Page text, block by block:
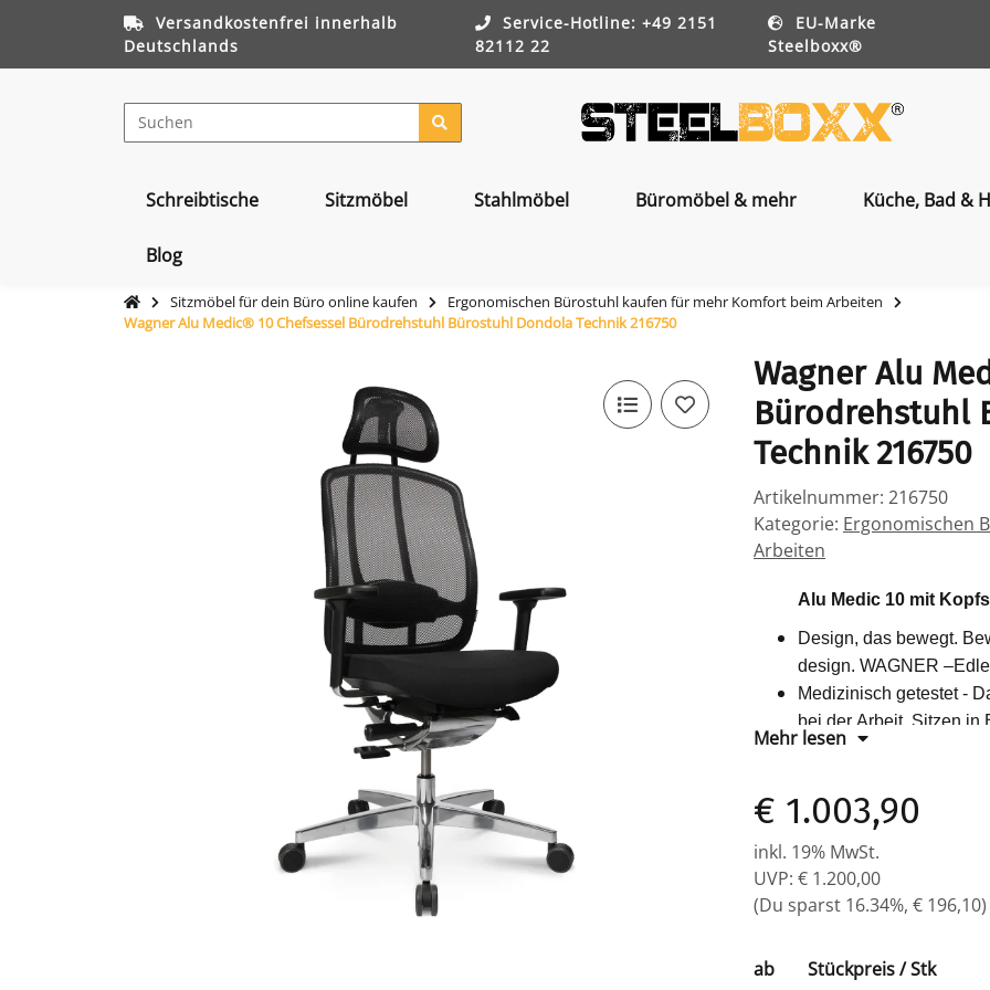
Versandkostenfrei innerhalb
Deutschlands
Service-Hotline: +49 2151
82112 22
EU-Marke
Steelboxx®
Schreibtische Sitzmöbel Stahlmöbel Büromöbel & mehr Küche, Bad &
Blog
Sitzmöbel für dein Büro online kaufen
Ergonomischen Bürostuhl kaufen für mehr Komfort beim Arbeiten
Wagner Alu Medic® 10 Chefsessel Bürodrehstuhl Bürostuhl Dondola Technik 216750
Wagner Alu
Bürodrehstuhl
Technik 216750
Artikelnummer: 216750
Kategorie: Ergonomischen
Arbeiten
Alu Medic 10 mit
Design, das bewegt.
design. WAGNER
Medizinisch getestet -
bei der Arbeit. Sitzen in
Der gesündeste
langen, anstrengenden
Wie? Mit AluMedic®.
Sitzgelegenheit. Denn
der AluMedic®
Position optimal zu
bei der Arbeit.Nehmen
Mehr lesen
€ 1.003,90
inkl. 19% MwSt.
UVP: € 1.200,00
(Du sparst 16.34%, € 196,10)
ab
Stückpreis / Stk